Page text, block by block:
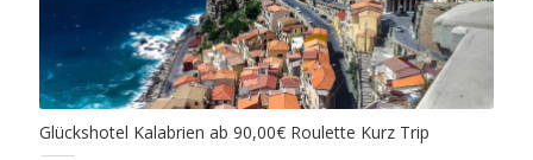
Glückshotel Kalabrien ab 90,00€ Roulette Kurz Trip